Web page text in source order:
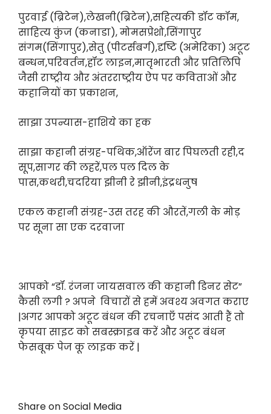
पुरवाई (ब्रिटेन),लेखनी(ब्रिटेन),सहित्यकी डॉट कॉम,
साहित्य कुंज (कनाडा), मोमसप्रेशो,सिंगापुर
संगम(सिंगापुर),सेतु (पीटर्सबर्ग),दृष्टि (अमेरिका) अटूट
बन्धन,परिवर्तन,हॉट लाइन,मातृभारती और प्रतिलिपि
जैसी राष्ट्रीय और अंतरराष्ट्रीय ऐप पर कविताओं और
कहानियों का प्रकाशन,
साझा उपन्यास-हाशिये का हक
साझा कहानी संग्रह-पथिक,ऑरेंज बार पिघलती रही,द
सूप,सागर की लहरें,पल पल दिल के
पास,कथरी,चदरिया झीनी रे झीनी,इंद्रधनुष
एकल कहानी संग्रह-उस तरह की औरतें,गली के मोड़
पर सूना सा एक दरवाजा
आपको “डॉ. रंजना जायसवाल की कहानी डिनर सेट”
कैसी लगी ? अपने विचारों से हमें अवश्य अवगत कराए
|अगर आपको अटूट बंधन की रचनाएँ पसंद आती हैं तो
कृपया साइट को सबस्क्राइब करें और अटूट बंधन
फेसबूक पेज कू लाइक करें |
Share on Social Media